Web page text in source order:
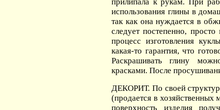
использования глины в
так как она нуждается в
следует постепенно,
процесс изготовления
какая-то гарантия, что
Раскрашивать глину
красками. После
ДЕКОРИТ. По своей
(продается в
поверхность изделия